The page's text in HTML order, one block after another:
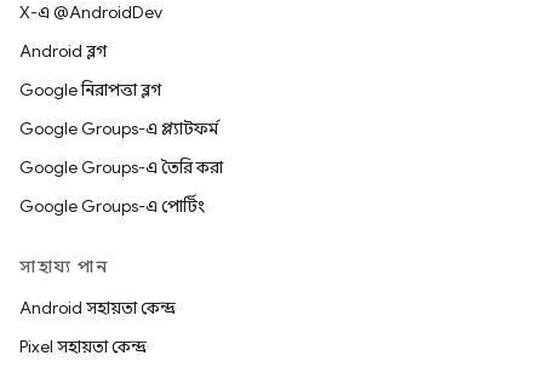
X-এ @AndroidDev
Android ব্লগ
Google নিরাপত্তা ব্লগ
Google Groups-এ প্ল্যাটফর্ম
Google Groups-এ তৈরি করা
Google Groups-এ পোর্টিং
সাহায্য পান
Android সহায়তা কেন্দ্র
Pixel সহায়তা কেন্দ্র